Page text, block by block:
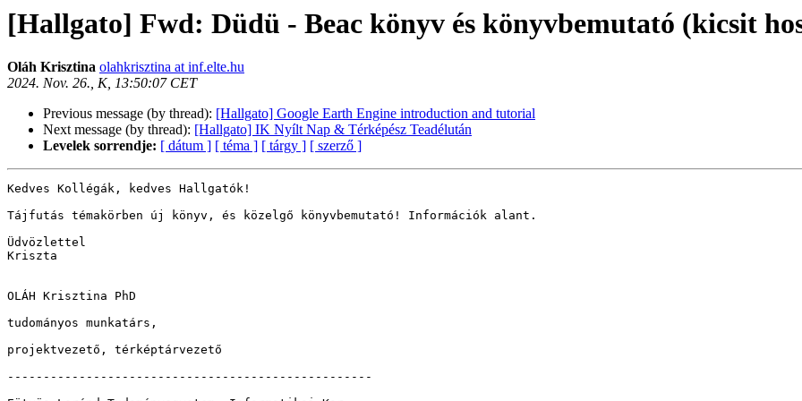
[Hallgato] Fwd: Düdü - Beac könyv és könyvbemutató (kicsit
Oláh Krisztina olahkrisztina at inf.elte.hu
2024. Nov. 26., K, 13:50:07 CET
Previous message (by thread): [Hallgato] Google Earth Engine introduction and tutorial
Next message (by thread): [Hallgato] IK Nyílt Nap & Térképész Teadélután
Levelek sorrendje: [ dátum ] [ téma ] [ tárgy ] [ szerző ]
Kedves Kollégák, kedves Hallgatók!
Tájfutás témakörben új könyv, és közelgő könyvbemutató! Információk alant.
Üdvözlettel
Kriszta
OLÁH Krisztina PhD
tudományos munkatárs,
projektvezető, térképtárvezető
---------------------------------------------------